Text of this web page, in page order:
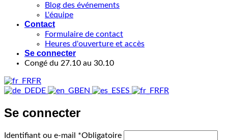
Blog des événements
L'équipe
Contact
Formulaire de contact
Heures d'ouverture et accès
Se connecter
Congé du 27.10 au 30.10
FR
DE
EN ES FR
Se connecter
Identifiant ou e-mail *Obligatoire